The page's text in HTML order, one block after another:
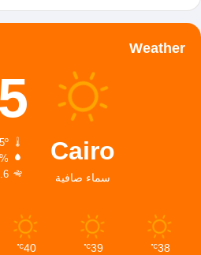
Weather
Cairo
سماء صافية
2.6
38
℃
39
℃
40
℃